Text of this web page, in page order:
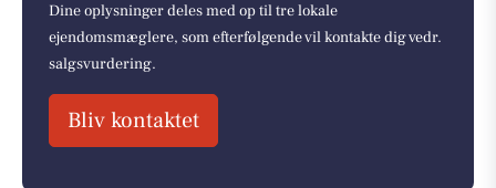
Dine oplysninger deles med op til tre lokale
ejendomsmæglere, som efterfølgende vil kontakte dig vedr.
salgsvurdering.
Bliv kontaktet